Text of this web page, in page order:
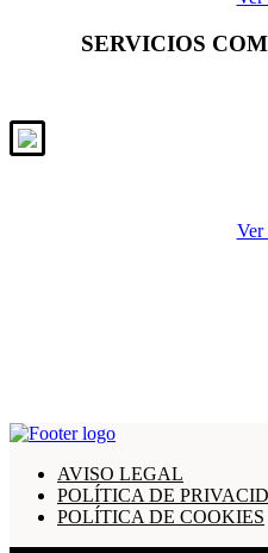
SERVICIOS
Ver
AVISO LEGAL
POLÍTICA DE
POLÍTICA DE COOKIES